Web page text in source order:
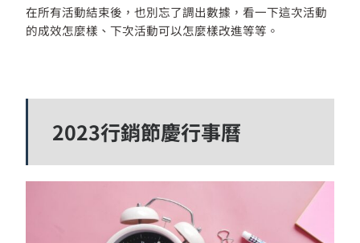
在所有活動結束後，也別忘了調出數據，看一下這次活動
的成效怎麼樣、下次活動可以怎麼樣改進等等。
2023行銷節慶行事曆